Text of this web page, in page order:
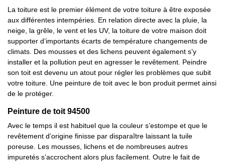
La toiture est le premier élément de votre toiture à être exposée
aux différentes intempéries. En relation directe avec la pluie, la
neige, la grêle, le vent et les UV, la toiture de votre maison doit
supporter d’importants écarts de température changements de
climats. Des mousses et des lichens peuvent également s’y
installer et la pollution peut en agresser le revêtement. Peindre
son toit est devenu un atout pour régler les problèmes que subit
votre toiture. Une peinture de toit avec le bon produit permet ainsi
de le protéger.
Peinture de toit 94500
Avec le temps il est habituel que la couleur s’estompe et que le
revêtement d’origine finisse par disparaître laissant la tuile
poreuse. Les mousses, lichens et de nombreuses autres
impuretés s’accrochent alors plus facilement. Outre le fait de